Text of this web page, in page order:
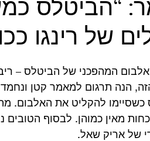
Lonely Hearts Club Ba
Yellow Submarine
Road
טלוויזיה רדיו
“הביטלס
של רינגו
הנה תרגום למאמר קטן
להקליט את האלבום.
מאין כמוהן. לבסוף הטובים
של אריק שאל.